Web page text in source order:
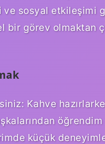
ve sosyal etkileşimi
görev olmaktan
Kahve
küçük